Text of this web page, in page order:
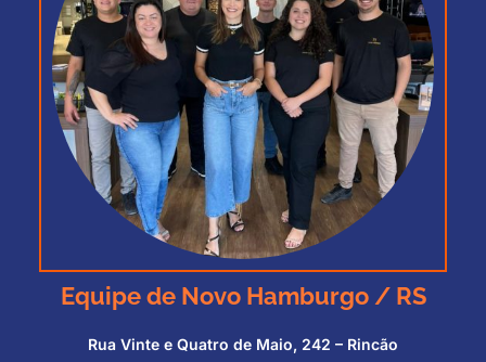
Equipe de Novo Hamburgo / RS
Rua Vinte e Quatro de Maio, 242 – Rincão